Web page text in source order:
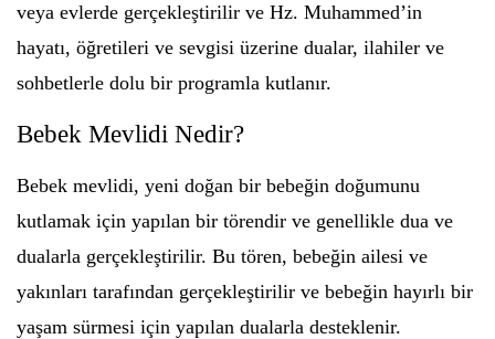
veya evlerde gerçekleştirilir ve Hz. Muhammed’in
hayatı, öğretileri ve sevgisi üzerine dualar, ilahiler ve
sohbetlerle dolu bir programla kutlanır.
Bebek Mevlidi Nedir?
Bebek mevlidi, yeni doğan bir bebeğin doğumunu
kutlamak için yapılan bir törendir ve genellikle dua ve
dualarla gerçekleştirilir. Bu tören, bebeğin ailesi ve
yakınları tarafından gerçekleştirilir ve bebeğin hayırlı bir
yaşam sürmesi için yapılan dualarla desteklenir.